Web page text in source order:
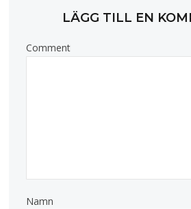
LÄGG TILL EN
Comment
Namn